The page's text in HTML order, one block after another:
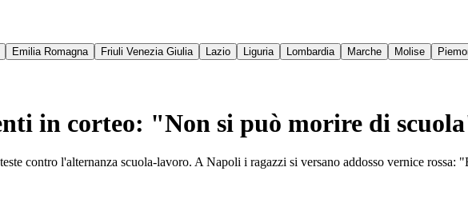
Emilia Romagna Friuli Venezia Giulia Lazio Liguria Lombardia Marche Molise
in corteo: "Non si può morire di
contro l'alternanza scuola-lavoro. A Napoli i ragazzi si versano addosso vernice